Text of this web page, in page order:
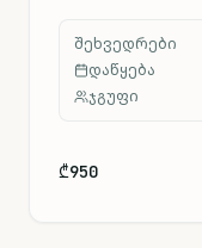
შეხვედრები
დაწყება
ჯგუფი
₾950